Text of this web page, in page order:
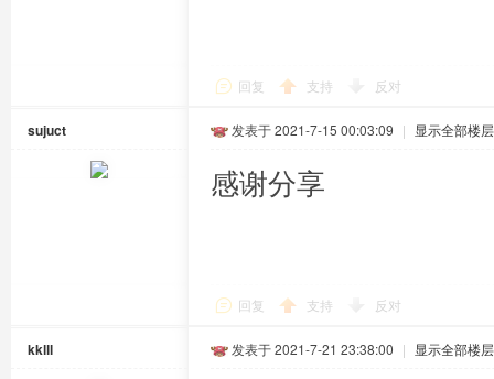
回复 支持 反对
sujuct 发表于 2021-7-15 00:03:09 | 显示全部楼层
感谢分享
回复 支持 反对
kklll 发表于 2021-7-21 23:38:00 | 显示全部楼层